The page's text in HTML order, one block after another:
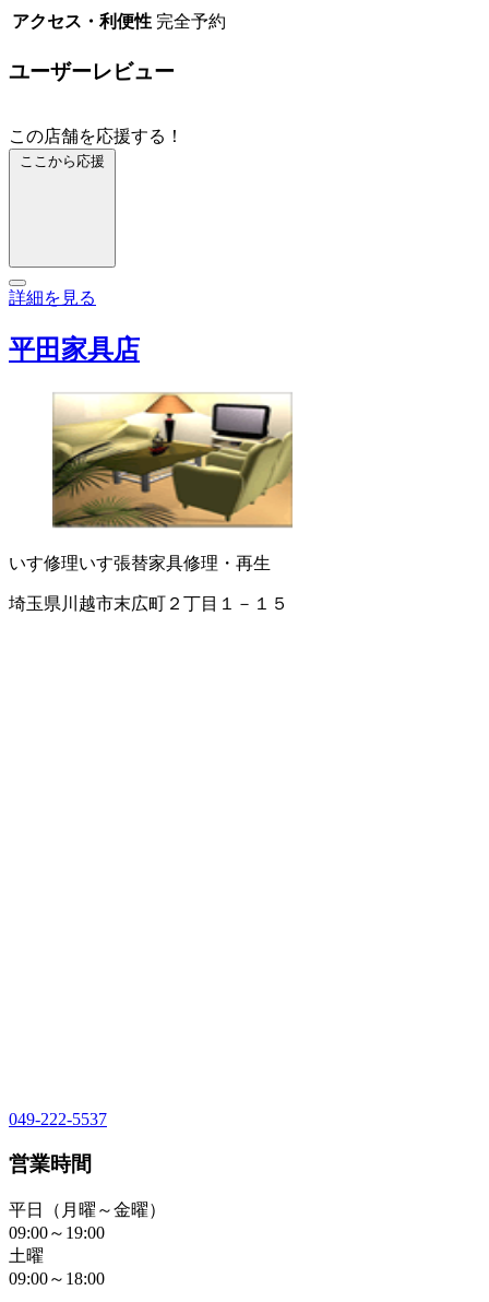
アクセス・利便性 完全予約
ユーザーレビュー
この店舗を応援する！
ここから応援
詳細を見る
平田家具店
いす修理いす張替家具修理・再生
埼玉県川越市末広町２丁目１－１５
049-222-5537
営業時間
平日（月曜～金曜）
09:00～19:00
土曜
09:00～18:00